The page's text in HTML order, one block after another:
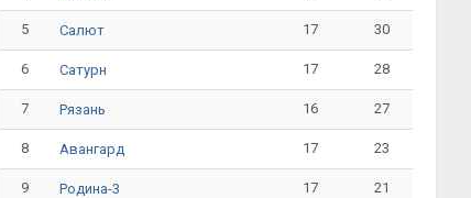
5 Салют 17 30
6 Сатурн 17 28
7 Рязань 16 27
8 Авангард 17 23
9 Родина-3 17 21